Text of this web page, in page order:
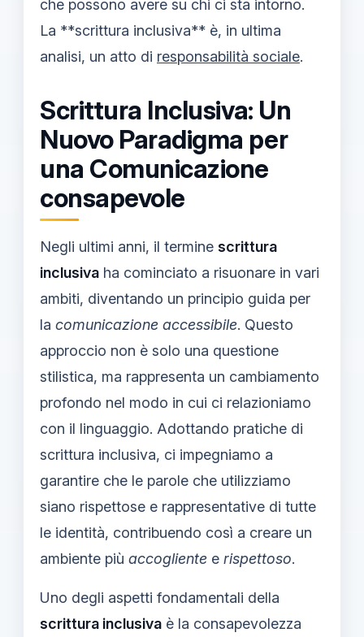
che possono avere su chi ci sta intorno.
La **scrittura inclusiva** è, in ultima
analisi, un atto di responsabilità sociale.
Scrittura Inclusiva: Un
Nuovo Paradigma per
una Comunicazione
consapevole
Negli ultimi anni, il termine scrittura
inclusiva ha cominciato a risuonare in vari
ambiti, diventando un principio guida per
la comunicazione accessibile. Questo
approccio non è solo una questione
stilistica, ma rappresenta un cambiamento
profondo nel modo in cui ci relazioniamo
con il linguaggio. Adottando pratiche di
scrittura inclusiva, ci impegniamo a
garantire che le parole che utilizziamo
siano rispettose e rappresentative di tutte
le identità, contribuendo così a creare un
ambiente più accogliente e rispettoso.
Uno degli aspetti fondamentali della
scrittura inclusiva è la consapevolezza